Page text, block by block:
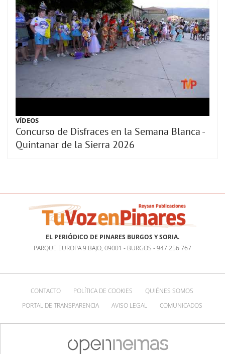
VÍDEOS
Concurso de Disfraces en la Semana Blanca -
Quintanar de la Sierra 2026
EL PERIÓDICO DE PINARES BURGOS Y SORIA.
PARQUE EUROPA 9 BAJO, 09001 - BURGOS - 947 256 767
CONTACTO POLÍTICA DE COOKIES
QUIÉNES SOMOS
PORTAL DE TRANSPARENCIA
AVISO LEGAL COMUNICADOS